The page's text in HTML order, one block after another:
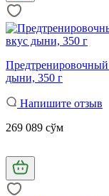
дыни, 350 г
Напишите отзыв
269 089 сўм